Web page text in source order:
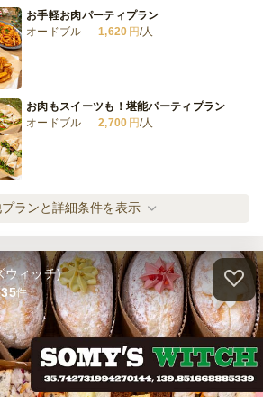
お手軽お肉パーティプラン
オードブル
1,620 円/人
お肉もスイーツも！堪能パーティプラン
オードブル
2,700 円/人
オードブル
1,620円/人
地中海スタンダードパーティプラン
オードブル
2,160円/人
地中海デラックスパーティプラン
ランと詳細条件を表示
ウィッチ)
35件